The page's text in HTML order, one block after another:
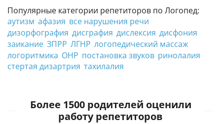
Популярные категории репетиторов по Логопед:
аутизм афазия все нарушения речи
дизорфография дисграфия дислексия дисфония
заикание ЗПРР ЛГНР логопедический массаж
логоритмика ОНР постановка звуков ринолалия
стертая дизартрия тахилалия
Более 1500 родителей оценили
работу репетиторов